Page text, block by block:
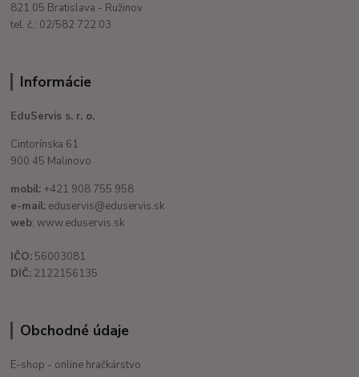
821 05 Bratislava - Ružinov
tel. č.: 02/582 722 03
Informácie
EduServis s. r. o.
Cintorínska 61
900 45 Malinovo
mobil: +421 908 755 958
e-mail: eduservis@eduservis.sk
web: www.eduservis.sk
IČO: 56003081
DIČ: 2122156135
Obchodné údaje
E-shop - online hračkárstvo